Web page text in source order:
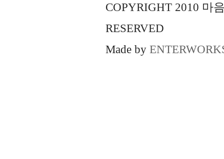
COPYRIGHT 2010 마
RESERVED
Made by